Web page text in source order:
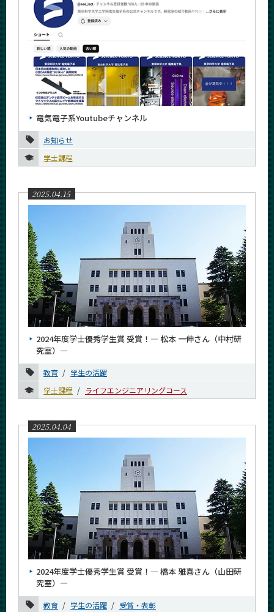
電気電子系Youtubeチャンネル
お知らせ
学士課程
2025.04.15
2024年度学士優秀学生賞 受賞！― 松本 一伸さん（中村研
究室）―
教育
学生の活躍
学士課程
ライフエンジニアリングコース
2025.04.04
2024年度学士優秀学生賞 受賞！― 橋本 雅喜さん（山田研
究室）―
教育 学生の活躍
受賞・表彰